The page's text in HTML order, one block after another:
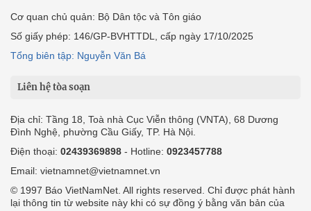
Cơ quan chủ quản: Bộ Dân tộc và Tôn giáo
Số giấy phép: 146/GP-BVHTTDL, cấp ngày 17/10/2025
Tổng biên tập: Nguyễn Văn Bá
Liên hệ tòa soạn
Địa chỉ: Tầng 18, Toà nhà Cục Viễn thông (VNTA), 68 Dương
Đình Nghệ, phường Cầu Giấy, TP. Hà Nội.
Điện thoại: 02439369898 - Hotline: 0923457788
Email: vietnamnet@vietnamnet.vn
© 1997 Báo VietNamNet. All rights reserved. Chỉ được phát hành
lại thông tin từ website này khi có sự đồng ý bằng văn bản của